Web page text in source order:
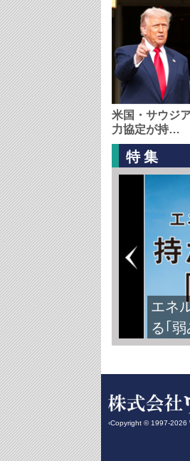
米国・サウジ
力協定が持…
特集
FIFA
‹Copyright © 1997-2026